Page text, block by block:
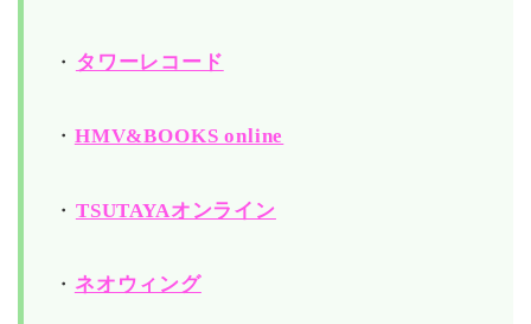
・ タワーレコード
・ HMV&BOOKS online
・ TSUTAYAオンライン
・ ネオウィング